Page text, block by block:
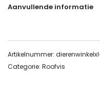
Aanvullende informatie
Artikelnummer:
Categorie: Roofvis